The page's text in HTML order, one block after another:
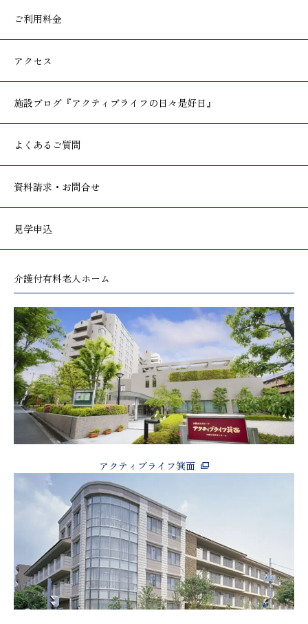
ご利用料金
アクセス
施設ブログ 『アクティブライフの日々是好日』
よくあるご質問
資料請求・お問合せ
見学申込
介護付有料老人ホーム
アクティブライフ箕面